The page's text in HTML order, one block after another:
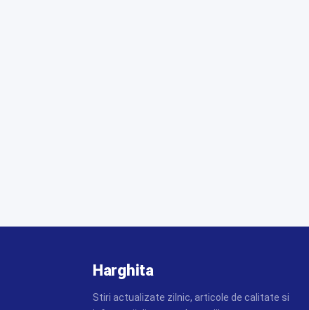
Harghita
Stiri actualizate zilnic, articole de calitate si